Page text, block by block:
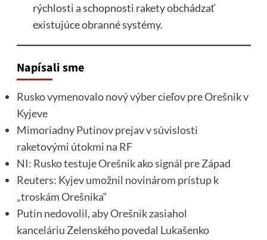
rýchlosti a schopnosti rakety obchádzať
existujúce obranné systémy.
Napísali sme
Rusko vymenovalo nový výber cieľov pre Orešnik v
Kyjeve
Mimoriadny Putinov prejav v súvislosti
raketovými útokmi na RF
NI: Rusko testuje Orešnik ako signál pre Západ
Reuters: Kyjev umožnil novinárom prístup k
„troskám Orešnika“
Putin nedovolil, aby Orešnik zasiahol
kanceláriu Zelenského povedal Lukašenko